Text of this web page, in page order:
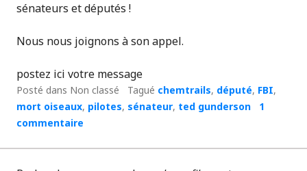
sénateurs et députés !
Nous nous joignons à son appel.
postez ici votre message
Posté dans Non classé Tagué chemtrails, député, FBI,
mort oiseaux, pilotes, sénateur, ted gunderson
1
commentaire